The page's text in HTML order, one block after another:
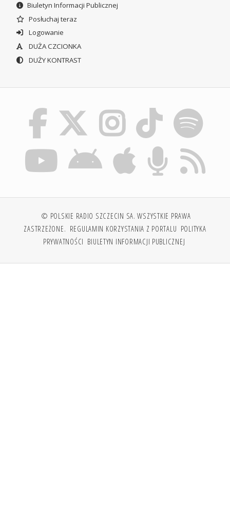
Biuletyn Informacji Publicznej
Posłuchaj teraz
Logowanie
DUŻA CZCIONKA
DUŻY KONTRAST
© POLSKIE RADIO SZCZECIN SA. WSZYSTKIE PRAWA
ZASTRZEŻONE. REGULAMIN KORZYSTANIA Z PORTALU POLITYKA
PRYWATNOŚCI BIULETYN INFORMACJI PUBLICZNEJ